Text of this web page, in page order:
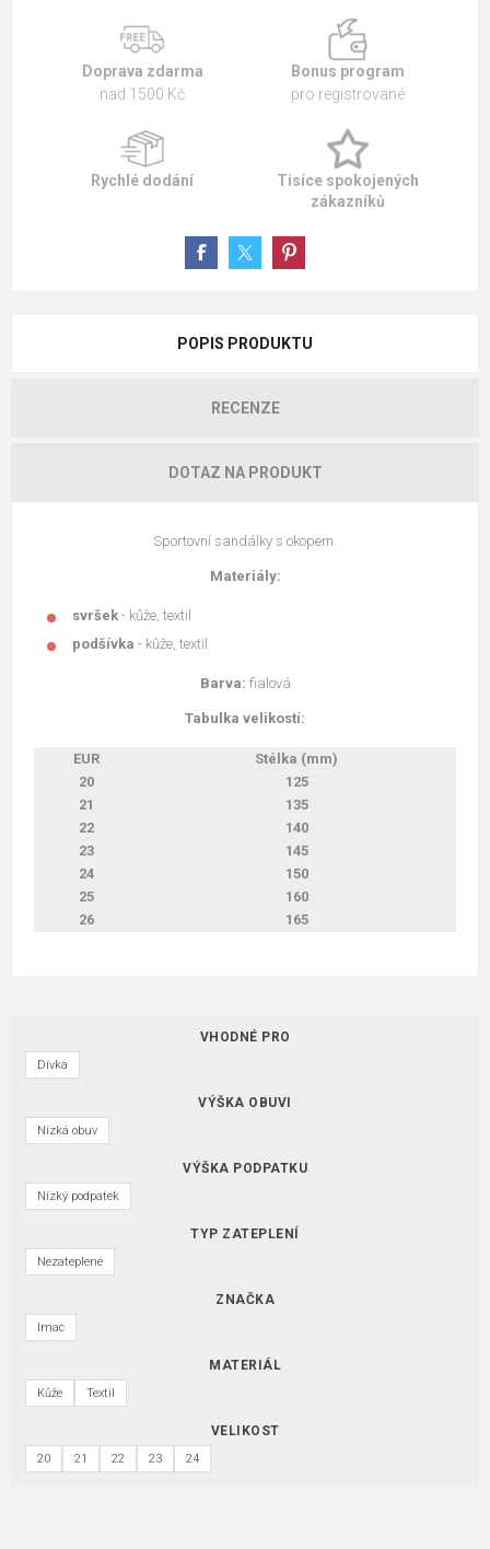
Doprava zdarma
nad 1500 Kč
Bonus program
pro registrované
Rychlé dodání
Tisíce spokojených
zákazníků
POPIS PRODUKTU
RECENZE
DOTAZ NA PRODUKT
Sportovní sandálky s okopem.
Materiály:
svršek - kůže, textil
podšívka - kůže, textil
Barva: fialová
Tabulka velikostí:
EUR
Stélka (mm)
20
125
21
135
22
140
23
145
24
150
25
160
26
165
VHODNÉ PRO
Dívka
VÝŠKA OBUVI
Nízká obuv
VÝŠKA PODPATKU
Nízký podpatek
TYP ZATEPLENÍ
Nezateplené
ZNAČKA
Imac
MATERIÁL
Kůže Textil
VELIKOST
20 21 22 23 24